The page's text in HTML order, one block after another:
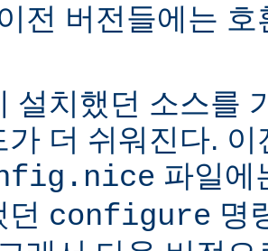
전 버전들에는
설치했던 소스를
가 더 쉬워진다.
파일에
던 configure 명